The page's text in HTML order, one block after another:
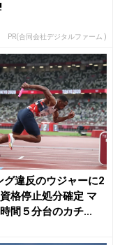
PR(合同会社デジタルファーム )
グ違反のウジャーに2
格停止処分確定 マ
間５分台のカチ...